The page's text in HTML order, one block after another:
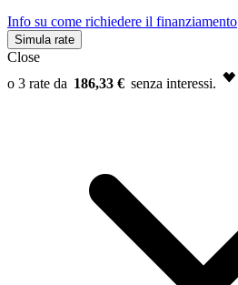
Info su come richiedere il finanziamento
Simula rate
Close
186,33 €